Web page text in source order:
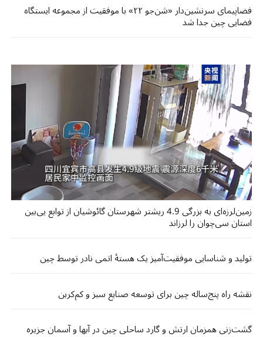
فضاپیمای سرنشین‌دار «شن‌جو ۲۲» با موفقیت از مجموعه ایستگاه
فضایی چین جدا شد
زمین‌لرزه‌ای به بزرگی 4.9 ریشتر شهرستان گائوشیان از توابع یی‌بین
استان سی‌چوان را لرزاند
تولید و شناسایی موفقیت‌آمیز یک هستهٔ اتمی نادر توسط چین
نقشه راه پنج‌ساله چین برای توسعه صنایع سبز و کم‌کربن
گشت‌زنی‌ همزمان ارتش و گارد ساحلی چین در آبها و آسمان جزیره